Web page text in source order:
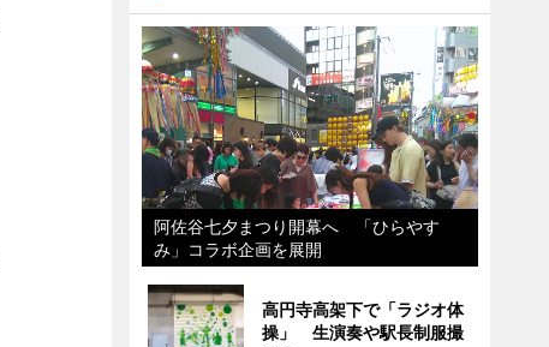
阿佐谷七夕まつり開幕へ 「ひらやす
み」コラボ企画を展開
高円寺高架下で「ラジオ体
操」 生演奏や駅長制服撮